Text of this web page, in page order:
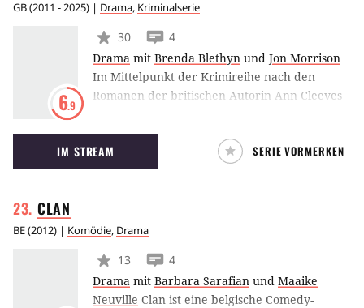
GB(2011 - 2025) | Drama, Kriminalserie
6.9
30
4
Drama mit Brenda Blethyn und Jon Morrison
Im Mittelpunkt der Krimireihe nach den
Romanen der britischen Autorin Ann Cleeves
von ihrer Arbeit löst sie mit sarkastischem
Witz, Mut und List Verbrechen. Dabei steht
Vera ihr Vertrauter und langjähriger Kollege
IM STREAM SERIE VORMERKEN
CLAN
BE(2012) | Komödie, Drama
13
4
Drama mit Barbara Sarafian und Maaike
Neuville Clan ist eine belgische Comedy-